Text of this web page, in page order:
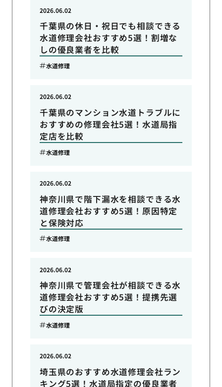
千葉県の休日・祝日でも相談できる
水道修理会社おすすめ5選！割増な
しの優良業者を比較
2026.06.02
水道修理
千葉県のマンション水道トラブルに
おすすめの修理会社5選！水道局指
定店を比較
2026.06.02
水道修理
神奈川県で階下漏水を相談できる水
道修理会社おすすめ5選！原因特定
と保険対応
2026.06.02
水道修理
神奈川県で管理会社が相談できる水
道修理会社おすすめ5選！提携先選
びの決定版
2026.06.02
水道修理
埼玉県のおすすめ水道修理会社ラン
キング5選！水道局指定の優良業者
2026.06.02